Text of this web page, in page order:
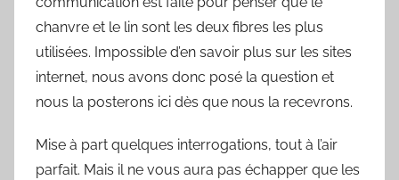
chanvre et le lin sont les deux fibres les plus
utilisées. Impossible d’en savoir plus sur les sites
internet, nous avons donc posé la question et
nous la posterons ici dès que nous la recevrons.
Mise à part quelques interrogations, tout à l’air
parfait. Mais il ne vous aura pas échapper que les